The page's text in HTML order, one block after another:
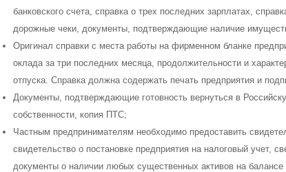
банковского счета, справка о трех последних зарплатах,
дорожные чеки, документы, подтверждающие наличие
Оригинал справки с места работы на фирменном бланке
оклада за три последних месяца, продолжительности и
отпуска. Справка должна содержать печать предприятия и
Документы, подтверждающие готовность вернуться в
собственности, копия ПТС;
Частным предпринимателям необходимо предоставить
свидетельство о постановке предприятия на налоговый учет,
документы о наличии любых существенных активов на балансе